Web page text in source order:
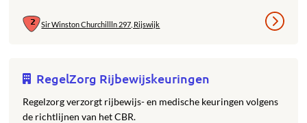
Sir Winston Churchillln 297, Rijswijk
RegelZorg Rijbewijskeuringen
Regelzorg verzorgt rijbewijs- en medische keuringen volgens
de richtlijnen van het CBR.